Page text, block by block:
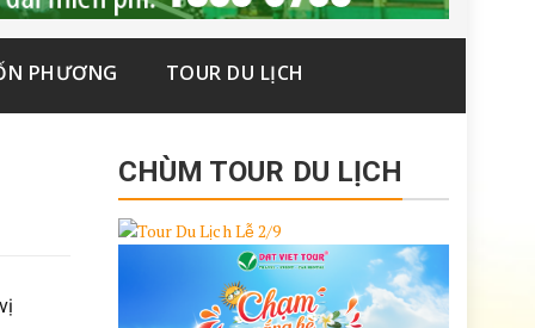
PHƯƠNG TOUR DU LỊCH
CHÙM TOUR DU LỊCH